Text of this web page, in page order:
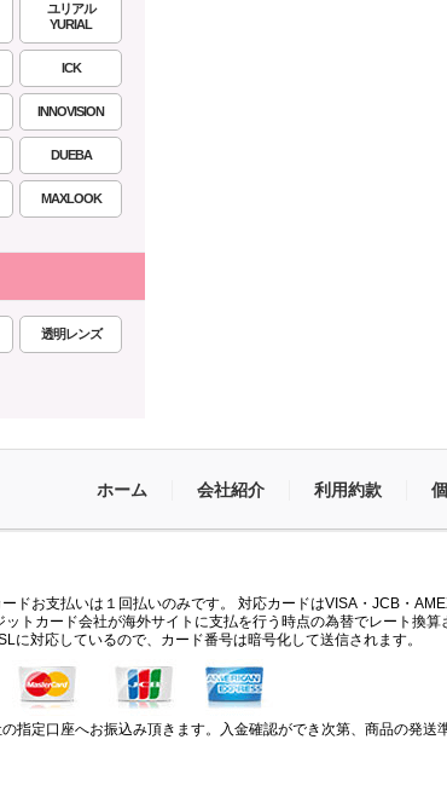
ユリアル
YURIAL
ICK
INNOVISION
DUEBA
MAXLOOK
透明レンズ
ホーム 会社紹介 利用約款
ドお支払いは１回払いのみです。 対応カードはVISA・JCB・
ットカード会社が海外サイトに支払を行う時点の為替でレート換算
に対応しているので、カード番号は暗号化して送信されます。
指定口座へお振込み頂きます。入金確認ができ次第、商品の発送